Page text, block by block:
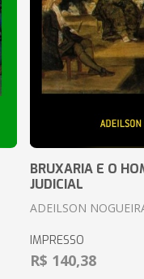
BRUXARIA E O
JUDICIAL
ADEILSON
IMPRESSO
R$ 140,38